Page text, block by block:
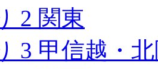
2 関東
3 甲信越・